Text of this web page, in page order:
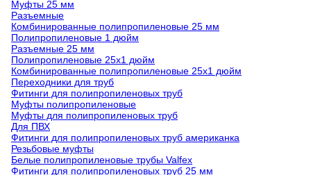
Муфты 25 мм
Разъемные
Комбинированные полипропиленовые 25 мм
Полипропиленовые 1 дюйм
Разъемные 25 мм
Полипропиленовые 25х1 дюйм
Комбинированные полипропиленовые 25х1 дюйм
Переходники для труб
Фитинги для полипропиленовых труб
Муфты полипропиленовые
Муфты для полипропиленовых труб
Для ПВХ
Фитинги для полипропиленовых труб американка
Резьбовые муфты
Белые полипропиленовые трубы Valfex
Фитинги для полипропиленовых труб 25 мм